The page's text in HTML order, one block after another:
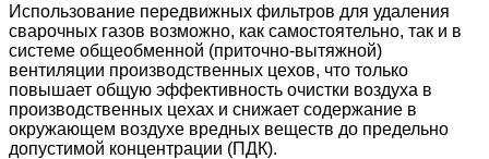
Использование передвижных фильтров для удаления
сварочных газов возможно, как самостоятельно, так и в
системе общеобменной (приточно-вытяжной)
вентиляции производственных цехов, что только
повышает общую эффективность очистки воздуха в
производственных цехах и снижает содержание в
окружающем воздухе вредных веществ до предельно
допустимой концентрации (ПДК).